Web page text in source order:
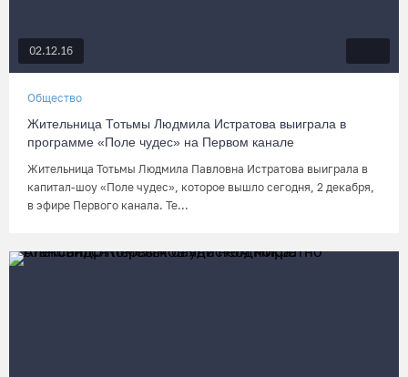
02.12.16
Общество
Жительница Тотьмы Людмила Истратова выиграла в
программе «Поле чудес» на Первом канале
Жительница Тотьмы Людмила Павловна Истратова выиграла в
капитал-шоу «Поле чудес», которое вышло сегодня, 2 декабря,
в эфире Первого канала. Те...